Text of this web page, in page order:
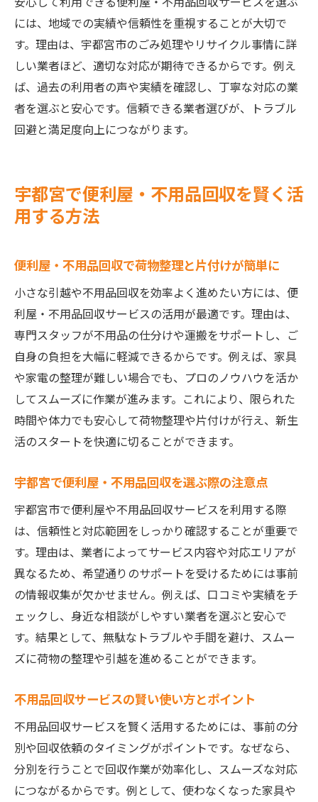
女性が便利屋・不用品回収を利用する際の
注意
不用品回収と引越しの両立を叶えるサービ
ス
便利屋・不用品回収サービスの選び方と注意点
便利屋・不用品回収業者を比較するポイン
し方
トラブルを防ぐ便利屋・不用品回収の注意
不用品回収の窓口や手数料の基本知識
口コミで選ぶ便利屋・不用品回収活用方法
賢く利用するための便利屋・不用品回収選
び方
小さな引越しや不用品回収は便利屋にお任せ
便利屋・不用品回収で引越し準備が楽にな
る
小さな引越しに便利屋・不用品回収が最適
な理由
女性や高齢者にも安心な便利屋・不用品回
忙しい方こそ便利屋・不用品回収を活用し
よう
引越しと不用品回収を効率よく進めるコツ
信頼できる便利屋・不用品回収の選び方
には、地域での実績や信頼性を重視することが大切で
す。理由は、宇都宮市のごみ処理やリサイクル事情に詳
しい業者ほど、適切な対応が期待できるからです。例え
ば、過去の利用者の声や実績を確認し、丁寧な対応の業
者を選ぶと安心です。信頼できる業者選びが、トラブル
回避と満足度向上につながります。
宇都宮で便利屋・不用品回収を賢く活
用する方法
便利屋・不用品回収で荷物整理と片付けが簡単に
小さな引越や不用品回収を効率よく進めたい方には、便
利屋・不用品回収サービスの活用が最適です。理由は、
専門スタッフが不用品の仕分けや運搬をサポートし、ご
自身の負担を大幅に軽減できるからです。例えば、家具
や家電の整理が難しい場合でも、プロのノウハウを活か
してスムーズに作業が進みます。これにより、限られた
時間や体力でも安心して荷物整理や片付けが行え、新生
活のスタートを快適に切ることができます。
宇都宮で便利屋・不用品回収を選ぶ際の注意点
宇都宮市で便利屋や不用品回収サービスを利用する際
は、信頼性と対応範囲をしっかり確認することが重要で
す。理由は、業者によってサービス内容や対応エリアが
異なるため、希望通りのサポートを受けるためには事前
の情報収集が欠かせません。例えば、口コミや実績をチ
ェックし、身近な相談がしやすい業者を選ぶと安心で
す。結果として、無駄なトラブルや手間を避け、スムー
ズに荷物の整理や引越を進めることができます。
不用品回収サービスの賢い使い方とポイント
不用品回収サービスを賢く活用するためには、事前の分
別や回収依頼のタイミングがポイントです。なぜなら、
分別を行うことで回収作業が効率化し、スムーズな対応
につながるからです。例として、使わなくなった家具や